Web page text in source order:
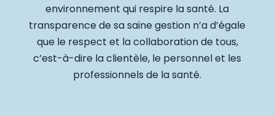
environnement qui respire la santé. La
transparence de sa saine gestion n’a d’égale
que le respect et la collaboration de tous,
c’est-à-dire la clientèle, le personnel et les
professionnels de la santé.